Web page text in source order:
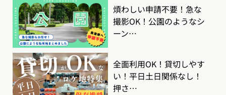
煩わしい申請不要！急な
撮影OK！公園のようなシ
ーン…
全面利用OK！貸切しやす
い！平日土日関係なし！
押さ…